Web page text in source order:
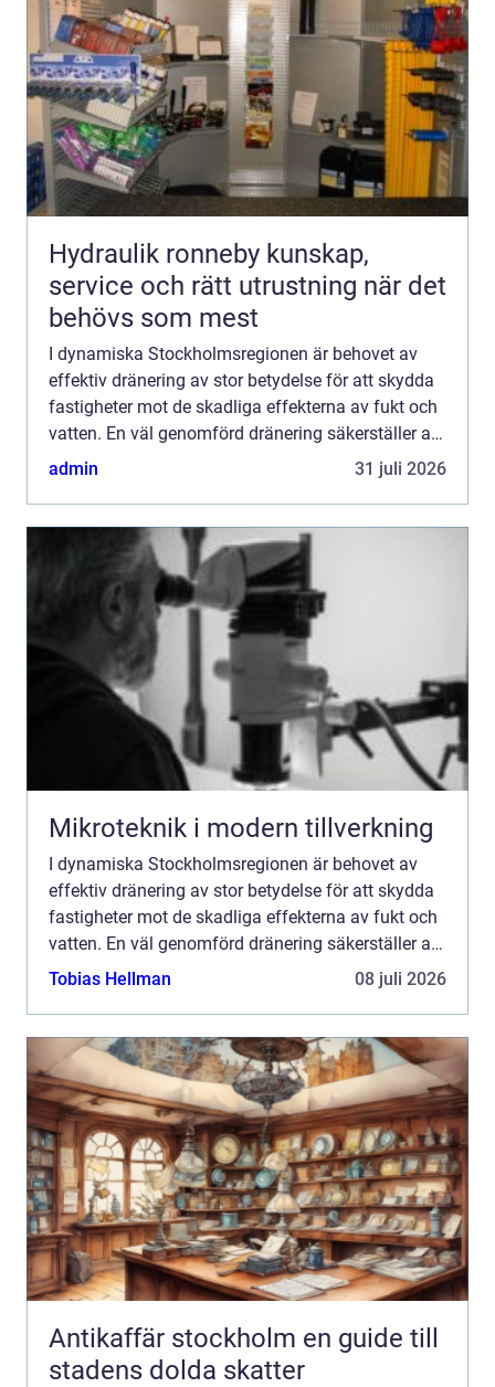
Hydraulik ronneby kunskap,
service och rätt utrustning när det
behövs som mest
I dynamiska Stockholmsregionen är behovet av
effektiv dränering av stor betydelse för att skydda
fastigheter mot de skadliga effekterna av fukt och
vatten. En väl genomförd dränering säkerställer att
vatten led...
admin 31 juli 2026
Mikroteknik i modern tillverkning
I dynamiska Stockholmsregionen är behovet av
effektiv dränering av stor betydelse för att skydda
fastigheter mot de skadliga effekterna av fukt och
vatten. En väl genomförd dränering säkerställer att
vatten led...
Tobias Hellman 08 juli 2026
Antikaffär stockholm en guide till
stadens dolda skatter